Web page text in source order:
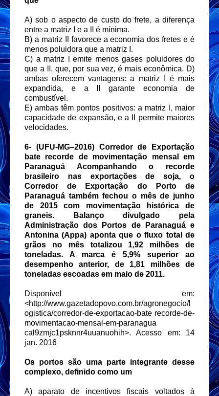
A) sob o aspecto de custo do frete, a diferença
entre a matriz I e a II é mínima.
B) a matriz II favorece a economia dos fretes e é
menos poluidora que a matriz I.
C) a matriz I emite menos gases poluidores do
que a II, que, por sua vez, é mais econômica. D)
ambas oferecem vantagens: a matriz I é mais
expandida, e a II garante economia de
combustível.
E) ambas têm pontos positivos: a matriz I, maior
capacidade de expansão, e a II permite maiores
velocidades.
6- (UFU-MG–2016) Corredor de Exportação
bate recorde de movimentação mensal em
Paranaguá Acompanhando o recorde
brasileiro nas exportações de soja, o
Corredor de Exportação do Porto de
Paranaguá também fechou o mês de junho
de 2015 com movimentação histórica de
graneis. Balanço divulgado pela
Administração dos Portos de Paranaguá e
Antonina (Appa) aponta que o fluxo total de
grãos no mês totalizou 1,92 milhões de
toneladas. A marca é 5,9% superior ao
desempenho anterior, de 1,81 milhões de
toneladas escoadas em maio de 2011.
Disponível em:
<http://www.gazetadopovo.com.br/agronegocio/l
ogistica/corredor-de-exportacao-bate recorde-de-
movimentacao-mensal-em-paranagua
cal9zmjc1psknnr4uuanuohih>. Acesso em: 14
jan. 2016
Os portos são uma parte integrante desse
complexo, definido como um
A) aparato de incentivos fiscais voltados à